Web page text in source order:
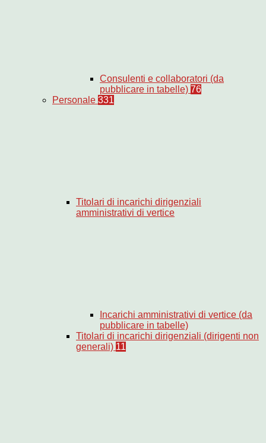
Consulenti e collaboratori (da
pubblicare in tabelle) 76
Personale 331
Titolari di incarichi dirigenziali
amministrativi di vertice
Incarichi amministrativi di vertice (da
pubblicare in tabelle)
Titolari di incarichi dirigenziali (dirigenti non
generali) 11